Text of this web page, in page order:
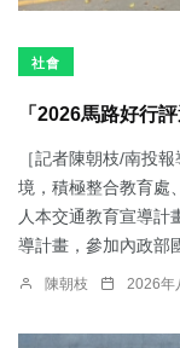
社會
「2026馬路好行
［記者陳朝枝/南投
境，積極整合教育處
人本交通教育宣導計
導計畫，參加內政部
陳朝枝 2026年